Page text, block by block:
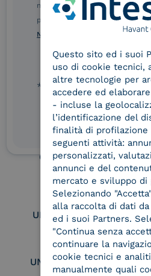
eIDAS Qualified Trust
Service Provider
Service Provider e
Aggregatore SPID
Conservatore
qualificato
UNI EN ISO 9001
UNI EN ISO 27017
nelle Norme di tutela della
presente modulo, dichiaro di
Norme di tutela della privacy
* campo obbligatorio
Questo sito ed i suoi
uso di cookie tecnici,
altre tecnologie per
accedere ed
- incluse la
l’identificazione del
finalità di profilazione
seguenti attività:
personalizzati,
annunci e del
mercato e sviluppo di
Selezionando
alla raccolta di dati
ed i suoi Partners.
"Continua senza
continuare la
cookie tecnici e
manualmente quali